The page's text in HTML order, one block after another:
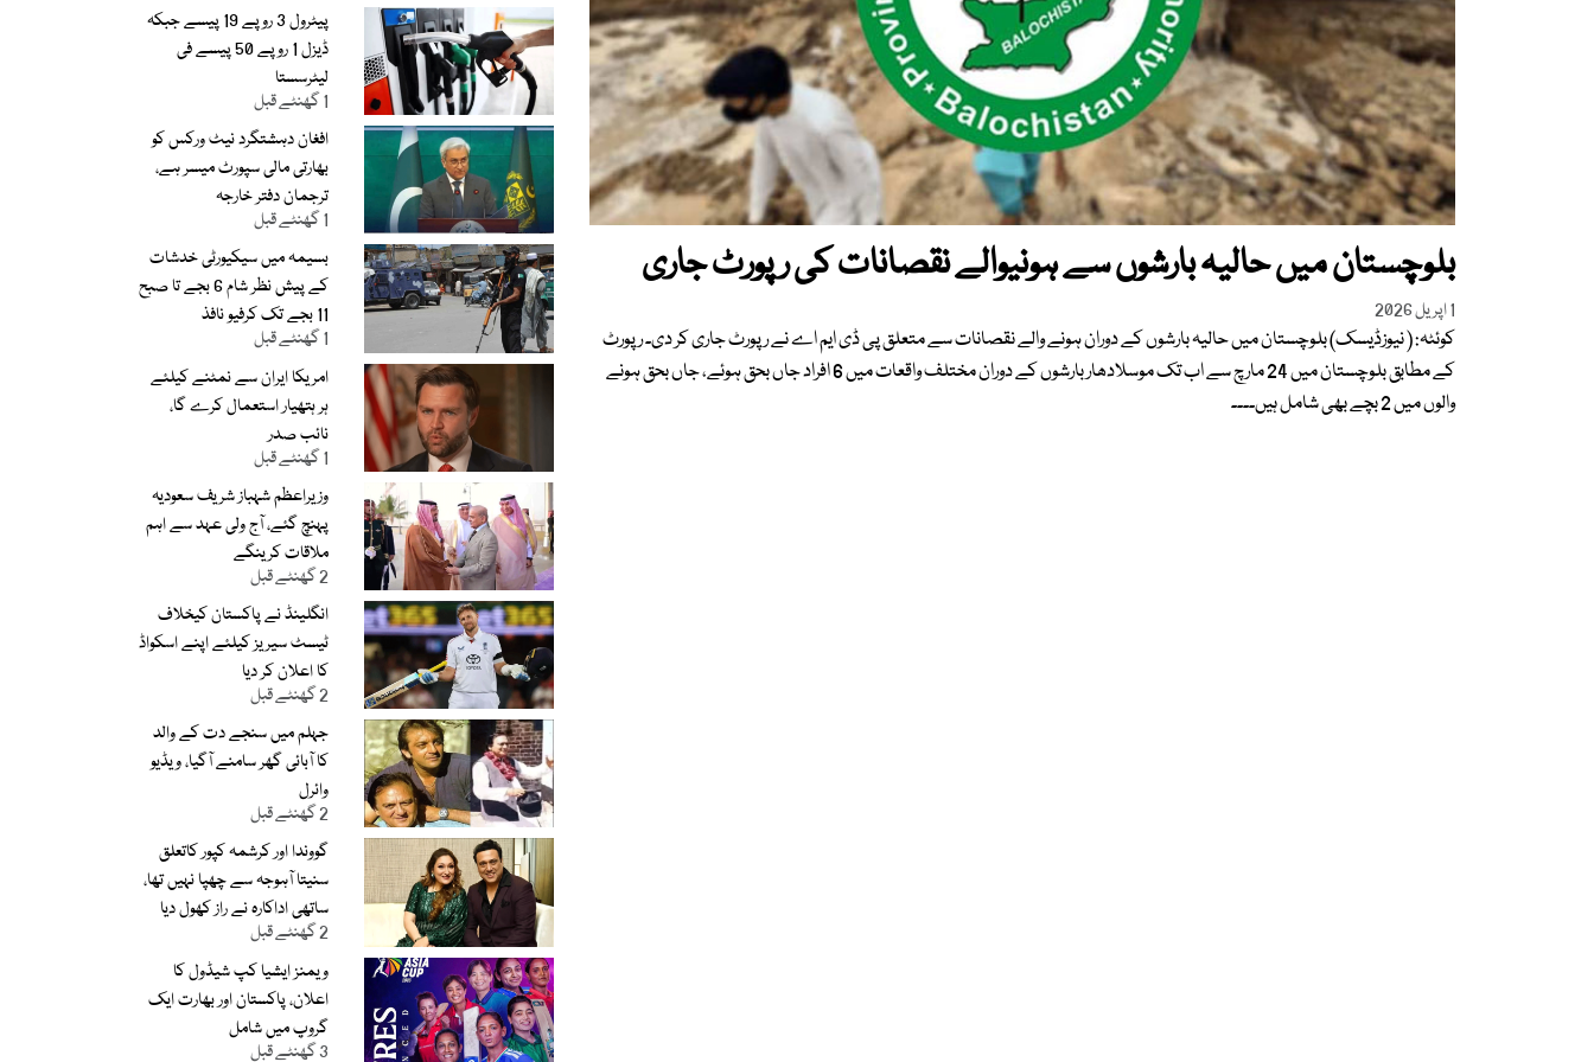
بلوچستان میں حالیہ بارشوں سے ہونیوالے نقصانات کی رپورٹ جاری
1 اپریل 2026
کوئٹہ: ( نیوزڈیسک) بلوچستان میں حالیہ بارشوں کے دوران ہونے والے نقصانات سے متعلق پی ڈی ایم اے نے رپورٹ جاری کر دی۔ رپورٹ
کے مطابق بلوچستان میں 24 مارچ سے اب تک موسلادھار بارشوں کے دوران مختلف واقعات میں 6 افراد جاں بحق ہوئے، جاں بحق ہونے
والوں میں 2 بچے بھی شامل ہیں۔۔۔۔
پیٹرول 3 روپے 19 پیسے جبکہ
ڈیزل 1 روپے 50 پیسے فی
لیٹرسستا
1 گھنٹے قبل
افغان دہشتگرد نیٹ ورکس کو
بھارتی مالی سپورٹ میسر ہے،
ترجمان دفتر خارجہ
1 گھنٹے قبل
بسیمہ میں سیکیورٹی خدشات
کے پیش نظر شام 6 بجے تا صبح
11 بجے تک کرفیو نافذ
1 گھنٹے قبل
امریکا ایران سے نمٹنے کیلئے
ہر ہتھیار استعمال کرے گا،
نائب صدر
1 گھنٹے قبل
وزیراعظم شہباز شریف سعودیہ
پہنچ گئے، آج ولی عہد سے اہم
ملاقات کرینگے
2 گھنٹے قبل
انگلینڈ نے پاکستان کیخلاف
ٹیسٹ سیریز کیلئے اپنے اسکواڈ
کا اعلان کر دیا
2 گھنٹے قبل
جہلم میں سنجے دت کے والد
کا آبائی گھر سامنے آگیا، ویڈیو
وائرل
2 گھنٹے قبل
گووندا اور کرشمہ کپور کاتعلق
سنیتا آہوجہ سے چھپا نہیں تھا،
ساتھی اداکارہ نے راز کھول دیا
2 گھنٹے قبل
ویمنز ایشیا کپ شیڈول کا
اعلان، پاکستان اور بھارت ایک
گروپ میں شامل
3 گھنٹے قبل